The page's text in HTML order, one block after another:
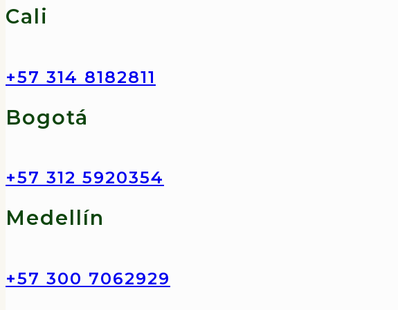
Cali
+57 314 8182811
Bogotá
+57 312 5920354
Medellín
+57 300 7062929